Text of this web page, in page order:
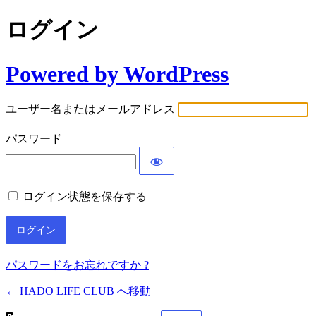
ログイン
Powered by WordPress
ユーザー名またはメールアドレス
パスワード
ログイン状態を保存する
パスワードをお忘れですか ?
← HADO LIFE CLUB へ移動